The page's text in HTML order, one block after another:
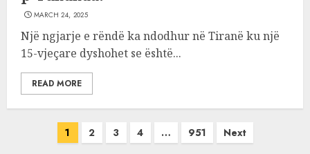
MARCH 24, 2025
Një ngjarje e rëndë ka ndodhur në Tiranë ku një
15-vjeçare dyshohet se është...
READ MORE
1 2 3 4 … 951 Next